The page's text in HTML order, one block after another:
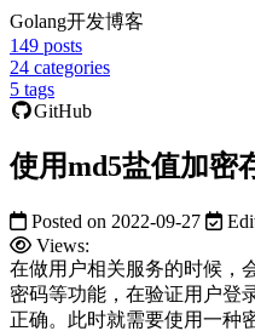
Golang开发博客
149 posts
24 categories
5 tags
GitHub
使用md5盐值加密
Posted on 2022-09-27
Views:
在做用户相关服务的时候，
密码等功能，在验证用户登
正确。此时就需要使用一种